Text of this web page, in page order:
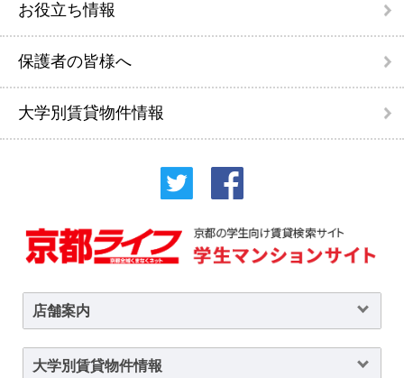
お役立ち情報
保護者の皆様へ
大学別賃貸物件情報
店舗案内
大学別賃貸物件情報